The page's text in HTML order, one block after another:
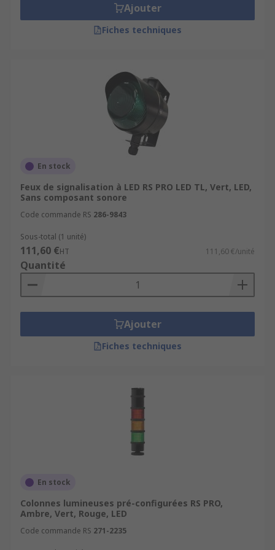
Ajouter
Fiches techniques
En stock
Feux de signalisation à LED RS PRO LED TL, Vert, LED,
Sans composant sonore
Code commande RS 286-9843
Sous-total (1 unité)
111,60 €HT 111,60 €/unité
Quantité
Ajouter
Fiches techniques
En stock
Colonnes lumineuses pré-configurées RS PRO,
Ambre, Vert, Rouge, LED
Code commande RS 271-2235